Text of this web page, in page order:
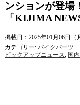
ンションが登場
「KIJIMA
掲載日：2025年01月06日（
カテゴリー: バイクパーツ
ピックアップニュース, 国